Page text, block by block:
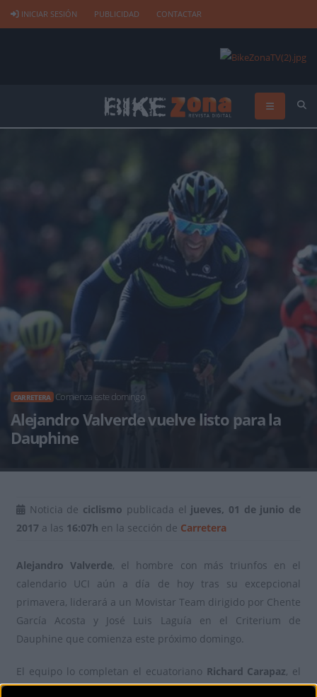
INICIAR SESIÓN PUBLICIDAD CONTACTAR
CARRETERA Comienza este domingo
Alejandro Valverde vuelve listo para la
Dauphine
Noticia de ciclismo publicada el jueves, 01 de junio de
2017 a las 16:07h en la sección de Carretera
Alejandro Valverde, el hombre con más triunfos en el
calendario UCI aún a día de hoy tras su excepcional
primavera, liderará a un Movistar Team dirigido por Chente
García Acosta y José Luis Laguía en el Criterium de
Dauphine que comienza este próximo domingo.
El equipo lo completan el ecuatoriano Richard Carapaz, el
alemánJasha Sütterliny otros cinco españoles:Imanol